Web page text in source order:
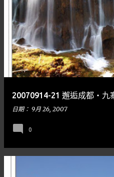
20070914-21 邂逅成都‧九
日期： 9月 26, 2007
0